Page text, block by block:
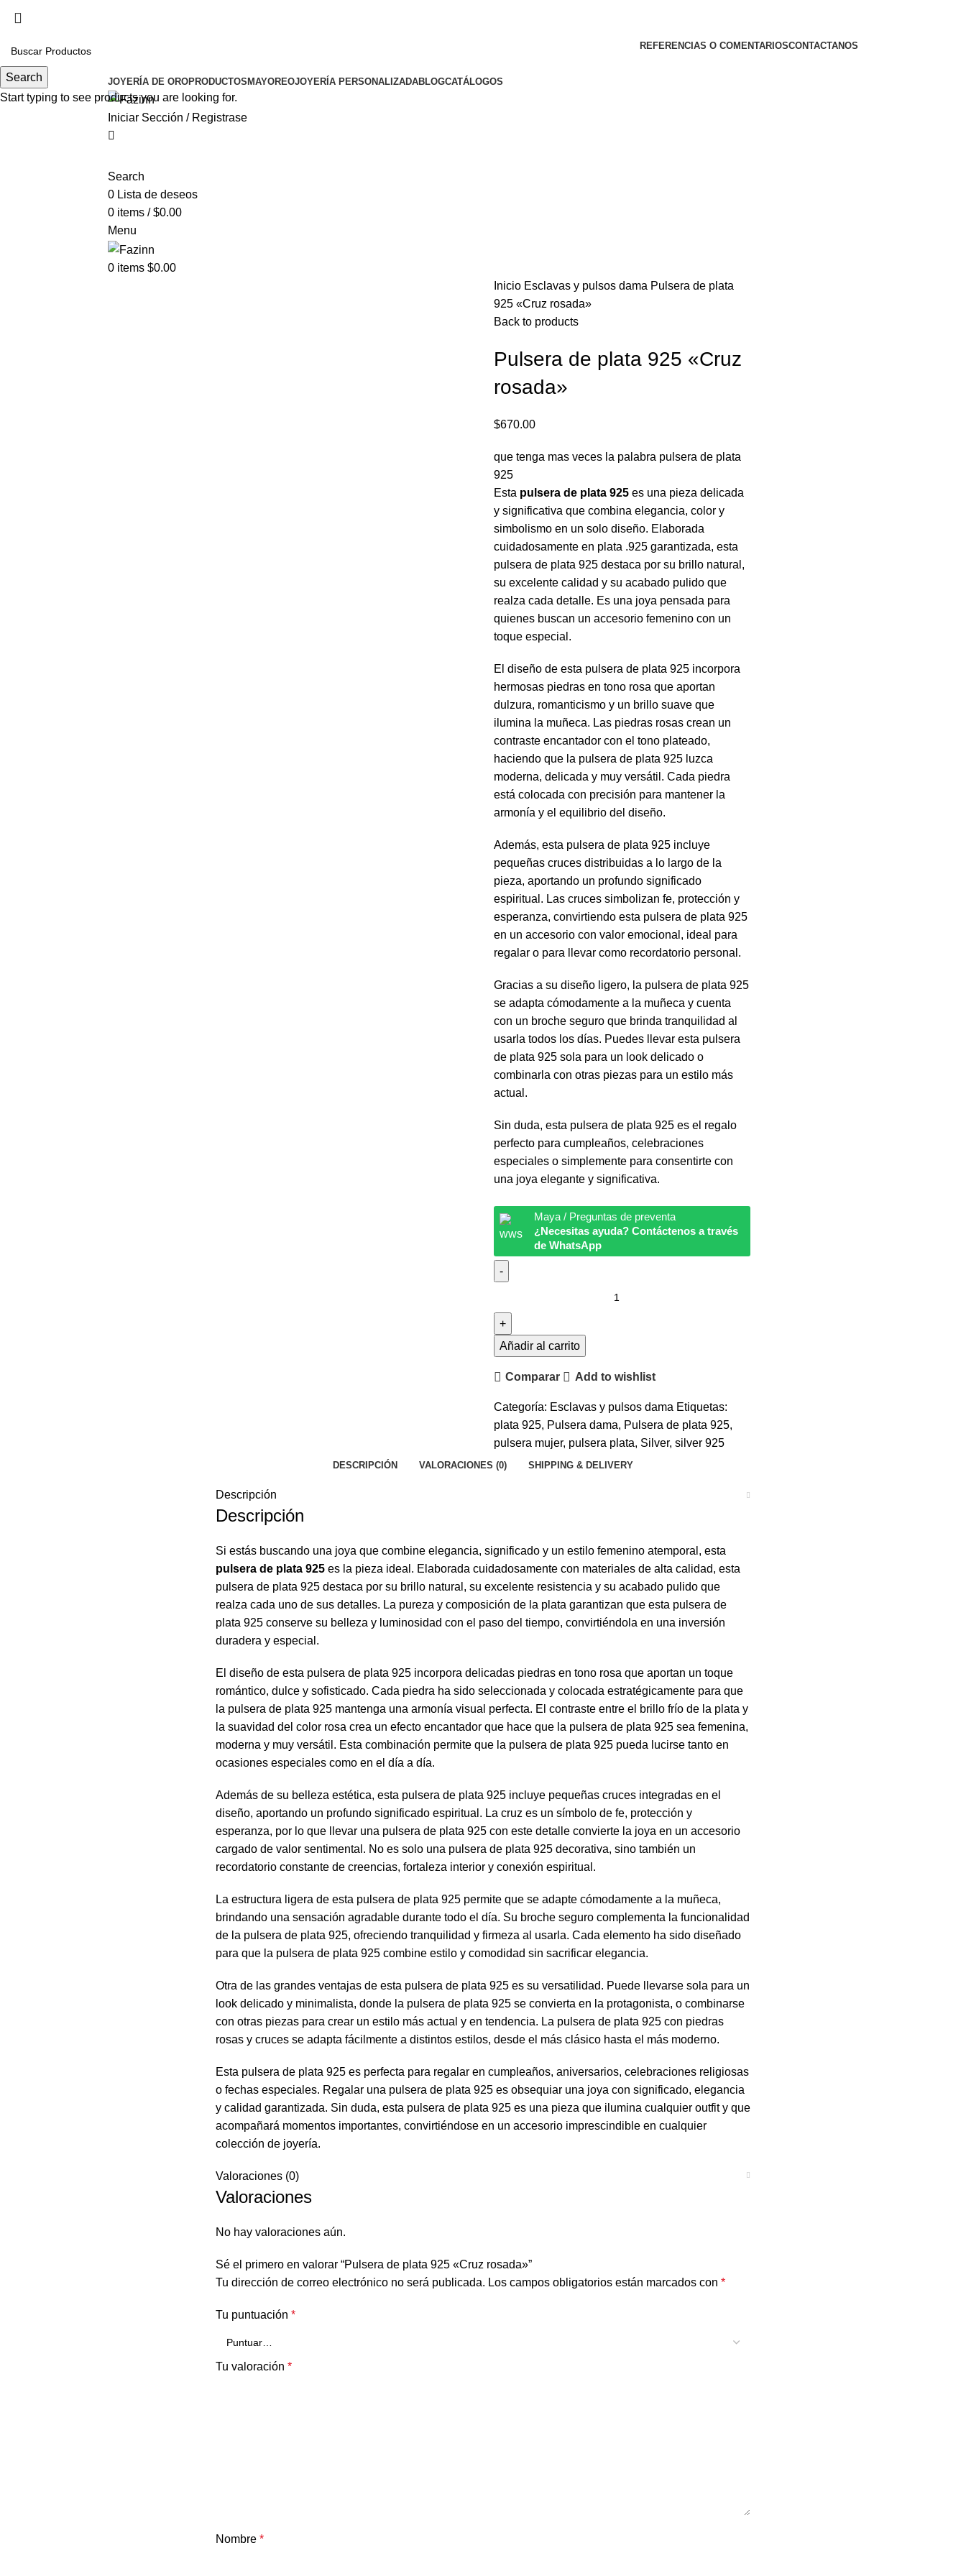
REFERENCIAS O COMENTARIOSCONTACTANOS
JOYERÍA DE OROPRODUCTOS MAYOREOJOYERÍA PERSONALIZADABLOGCATÁLOGOS
Iniciar Sección / Registrase
Search
0 Lista de deseos
0 items / $0.00
Menu
0 items $0.00
Inicio Esclavas y pulsos dama Pulsera de plata
925 «Cruz rosada»
Back to products
Pulsera de plata 925 «Cruz
rosada»
$670.00
que tenga mas veces la palabra pulsera de plata
925
Esta pulsera de plata 925 es una pieza delicada
y significativa que combina elegancia, color y
simbolismo en un solo diseño. Elaborada
cuidadosamente en plata .925 garantizada, esta
pulsera de plata 925 destaca por su brillo natural,
su excelente calidad y su acabado pulido que
realza cada detalle. Es una joya pensada para
quienes buscan un accesorio femenino con un
toque especial.
El diseño de esta pulsera de plata 925 incorpora
hermosas piedras en tono rosa que aportan
dulzura, romanticismo y un brillo suave que
ilumina la muñeca. Las piedras rosas crean un
contraste encantador con el tono plateado,
haciendo que la pulsera de plata 925 luzca
moderna, delicada y muy versátil. Cada piedra
está colocada con precisión para mantener la
armonía y el equilibrio del diseño.
Además, esta pulsera de plata 925 incluye
pequeñas cruces distribuidas a lo largo de la
pieza, aportando un profundo significado
espiritual. Las cruces simbolizan fe, protección y
esperanza, convirtiendo esta pulsera de plata 925
en un accesorio con valor emocional, ideal para
regalar o para llevar como recordatorio personal.
Gracias a su diseño ligero, la pulsera de plata 925
se adapta cómodamente a la muñeca y cuenta
con un broche seguro que brinda tranquilidad al
usarla todos los días. Puedes llevar esta pulsera
de plata 925 sola para un look delicado o
combinarla con otras piezas para un estilo más
actual.
Sin duda, esta pulsera de plata 925 es el regalo
perfecto para cumpleaños, celebraciones
especiales o simplemente para consentirte con
una joya elegante y significativa.
Maya / Preguntas de preventa
¿Necesitas ayuda? Contáctenos a través
de WhatsApp
plata
925
rosada"
Añadir al carrito
Comparar Add to wishlist
Categoría: Esclavas y pulsos dama Etiquetas:
plata 925, Pulsera dama, Pulsera de plata 925,
pulsera mujer, pulsera plata, Silver, silver 925
DESCRIPCIÓN VALORACIONES (0) SHIPPING & DELIVERY
Descripción
Descripción
Si estás buscando una joya que combine elegancia, significado y un estilo femenino atemporal, esta
pulsera de plata 925 es la pieza ideal. Elaborada cuidadosamente con materiales de alta calidad, esta
pulsera de plata 925 destaca por su brillo natural, su excelente resistencia y su acabado pulido que
realza cada uno de sus detalles. La pureza y composición de la plata garantizan que esta pulsera de
plata 925 conserve su belleza y luminosidad con el paso del tiempo, convirtiéndola en una inversión
duradera y especial.
El diseño de esta pulsera de plata 925 incorpora delicadas piedras en tono rosa que aportan un toque
romántico, dulce y sofisticado. Cada piedra ha sido seleccionada y colocada estratégicamente para que
la pulsera de plata 925 mantenga una armonía visual perfecta. El contraste entre el brillo frío de la plata y
la suavidad del color rosa crea un efecto encantador que hace que la pulsera de plata 925 sea femenina,
moderna y muy versátil. Esta combinación permite que la pulsera de plata 925 pueda lucirse tanto en
ocasiones especiales como en el día a día.
Además de su belleza estética, esta pulsera de plata 925 incluye pequeñas cruces integradas en el
diseño, aportando un profundo significado espiritual. La cruz es un símbolo de fe, protección y
esperanza, por lo que llevar una pulsera de plata 925 con este detalle convierte la joya en un accesorio
cargado de valor sentimental. No es solo una pulsera de plata 925 decorativa, sino también un
recordatorio constante de creencias, fortaleza interior y conexión espiritual.
La estructura ligera de esta pulsera de plata 925 permite que se adapte cómodamente a la muñeca,
brindando una sensación agradable durante todo el día. Su broche seguro complementa la funcionalidad
de la pulsera de plata 925, ofreciendo tranquilidad y firmeza al usarla. Cada elemento ha sido diseñado
para que la pulsera de plata 925 combine estilo y comodidad sin sacrificar elegancia.
Otra de las grandes ventajas de esta pulsera de plata 925 es su versatilidad. Puede llevarse sola para un
look delicado y minimalista, donde la pulsera de plata 925 se convierta en la protagonista, o combinarse
con otras piezas para crear un estilo más actual y en tendencia. La pulsera de plata 925 con piedras
rosas y cruces se adapta fácilmente a distintos estilos, desde el más clásico hasta el más moderno.
Esta pulsera de plata 925 es perfecta para regalar en cumpleaños, aniversarios, celebraciones religiosas
o fechas especiales. Regalar una pulsera de plata 925 es obsequiar una joya con significado, elegancia
y calidad garantizada. Sin duda, esta pulsera de plata 925 es una pieza que ilumina cualquier outfit y que
acompañará momentos importantes, convirtiéndose en un accesorio imprescindible en cualquier
colección de joyería.
Valoraciones (0)
Valoraciones
No hay valoraciones aún.
Sé el primero en valorar “Pulsera de plata 925 «Cruz rosada»”
Tu dirección de correo electrónico no será publicada. Los campos obligatorios están marcados con *
Tu puntuación *
Tu valoración *
Nombre *
Search
Start typing to see products you are looking for.